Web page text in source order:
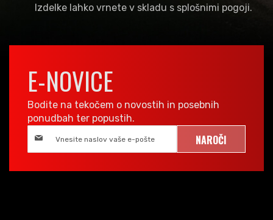
Izdelke lahko vrnete v skladu s splošnimi pogoji.
E-NOVICE
Bodite na tekočem o novostih in posebnih
ponudbah ter popustih.
NAROČI